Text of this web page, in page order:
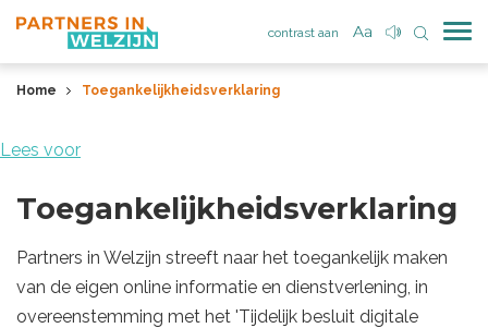
contrast aan
Home Toegankelijkheidsverklaring
Lees voor
Toegankelijkheidsverklaring
Partners in Welzijn streeft naar het toegankelijk maken
van de eigen online informatie en dienstverlening, in
overeenstemming met het 'Tijdelijk besluit digitale